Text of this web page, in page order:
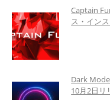
Captain
ス・イン
Dark
10月2日リ